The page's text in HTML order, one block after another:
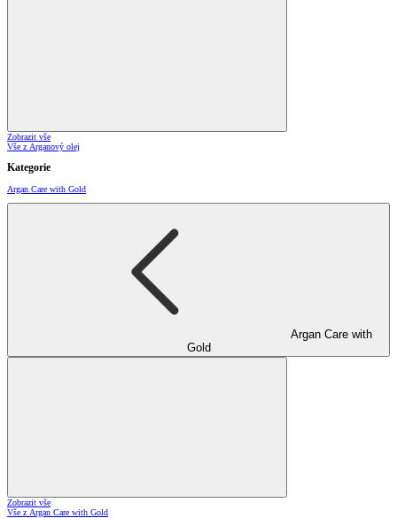
Zobrazit vše
Vše z Arganový olej
Kategorie
Argan Care with Gold
Argan Care with
Gold
Zobrazit vše
Vše z Argan Care with Gold